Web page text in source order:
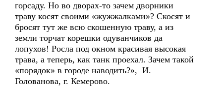
горсаду. Но во дворах-то зачем дворники
траву косят своими «жужжалками»? Скосят и
бросят тут же всю скошенную траву, а из
земли торчат корешки одуванчиков да
лопухов! Росла под окном красивая высокая
трава, а теперь, как танк проехал. Зачем такой
«порядок» в городе наводить?», И.
Голованова, г. Кемерово.